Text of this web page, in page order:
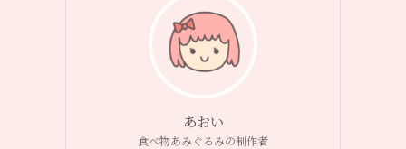
あおい
食べ物あみぐるみの制作者